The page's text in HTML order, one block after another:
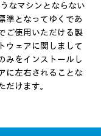
なマシンとならない
準となってゆくであ
ご使用いただける製
ウェアに関しまして
みをインストールし
に左右されることな
けます。